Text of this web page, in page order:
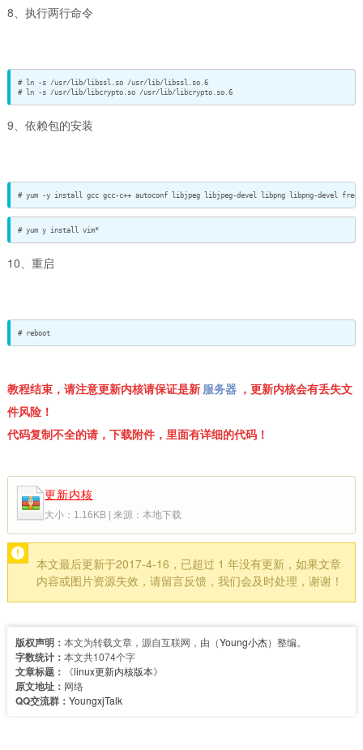
8、执行两行命令
# ln -s /usr/lib/libssl.so /usr/lib/libssl.so.6
# ln -s /usr/lib/libcrypto.so /usr/lib/libcrypto.so.6
9、依赖包的安装
# yum -y install gcc gcc-c++ autoconf libjpeg libjpeg-devel libpng libpng-devel
# yum y install vim*
10、重启
# reboot
教程结束，请注意更新内核请保证是新 服务器 ，更新内核会有丢失文
件风险！
代码复制不全的请，下载附件，里面有详细的代码！
更新内核
大小：1.16KB | 来源：本地下载
本文最后更新于2017-4-16，已超过 1 年没有更新，如果文章
内容或图片资源失效，请留言反馈，我们会及时处理，谢谢！
版权声明： 本文为转载文章，源自互联网，由（Young小杰）整编。
字数统计： 本文共1074个字
文章标题： 《linux更新内核版本》
原文地址： 网络
QQ交流群： YoungxjTalk